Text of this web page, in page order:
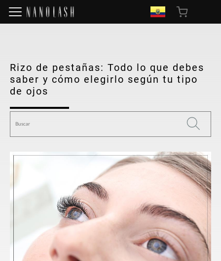
Rizo de pestañas: Todo lo que debes
saber y cómo elegirlo según tu tipo
de ojos